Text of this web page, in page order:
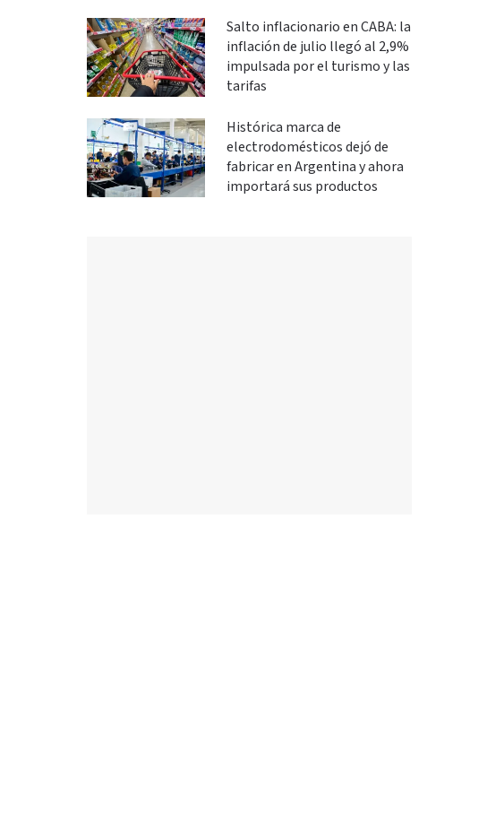
Salto inflacionario en CABA: la
inflación de julio llegó al 2,9%
impulsada por el turismo y las
tarifas
Histórica marca de
electrodomésticos dejó de
fabricar en Argentina y ahora
importará sus productos